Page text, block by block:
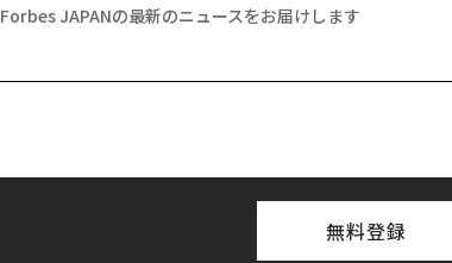
Forbes JAPANの最新のニュースをお届けします
無料登録